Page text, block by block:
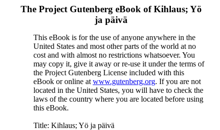
The Project Gutenberg eBook ofKihlaus; Yö
ja päivä
This eBook is for the use of anyone anywhere in the
United States and most other parts of the world at no
cost and with almost no restrictions whatsoever. You
may copy it, give it away or re-use it under the terms of
the Project Gutenberg License included with this
eBook or online at www.gutenberg.org. If you are not
located in the United States, you will have to check the
laws of the country where you are located before using
this eBook.
Title: Kihlaus; Yö ja päivä